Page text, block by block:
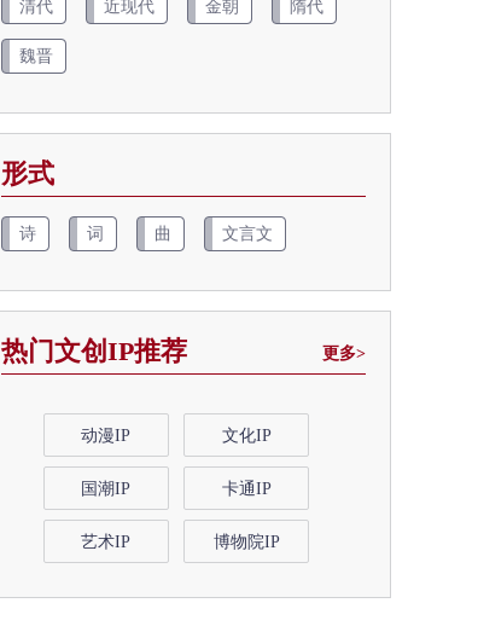
清代 近现代 金朝 隋代
魏晋
形式
诗 词 曲 文言文
热门文创IP推荐 更多>
动漫IP 文化IP
国潮IP 卡通IP
艺术IP 博物院IP